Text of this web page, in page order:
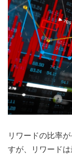
リワードの比率
すが、リワード